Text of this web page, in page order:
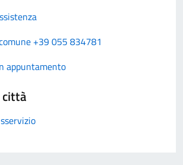
+39 055 834781
appuntamento
città